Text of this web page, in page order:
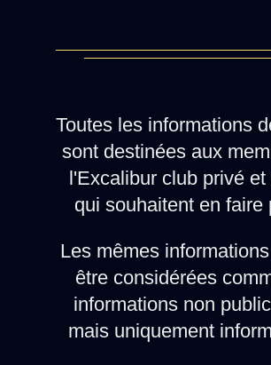
Toutes les informations
sont destinées aux
l'Excalibur club privé et
qui souhaitent en faire
Les mêmes
être considérées
informations non
mais uniquement